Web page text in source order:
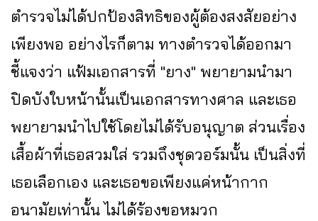
ตำรวจไม่ได้ปกป้องสิทธิของผู้ต้องสงสัยอย่าง
เพียงพอ อย่างไรก็ตาม ทางตำรวจได้ออกมา
ชี้แจงว่า แฟ้มเอกสารที่ "ยาง" พยายามนำมา
ปิดบังใบหน้านั้นเป็นเอกสารทางศาล และเธอ
พยายามนำไปใช้โดยไม่ได้รับอนุญาต ส่วนเรื่อง
เสื้อผ้าที่เธอสวมใส่ รวมถึงชุดวอร์มนั้น เป็นสิ่งที่
เธอเลือกเอง และเธอขอเพียงแค่หน้ากาก
อนามัยเท่านั้น ไม่ได้ร้องขอหมวก